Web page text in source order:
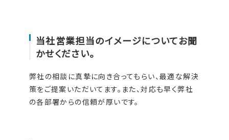
当社営業担当のイメージについてお聞
かせください。
弊社の相談に真摯に向き合ってもらい、最適な解決
策をご提案いただいてます。また、対応も早く弊社
の各部署からの信頼が厚いです。